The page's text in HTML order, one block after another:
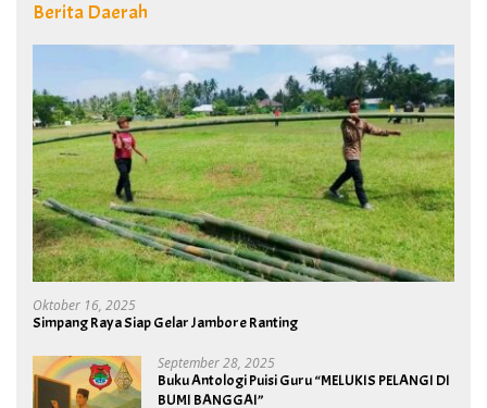
Berita Daerah
Oktober 16, 2025
Simpang Raya Siap Gelar Jambore Ranting
September 28, 2025
Buku Antologi Puisi Guru “MELUKIS PELANGI DI
BUMI BANGGAI”